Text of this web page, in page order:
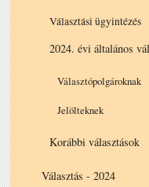
Választási ügyintézés
2024. évi általános
Választópolgároknak
Jelölteknek
Korábbi választások
Választás - 2024